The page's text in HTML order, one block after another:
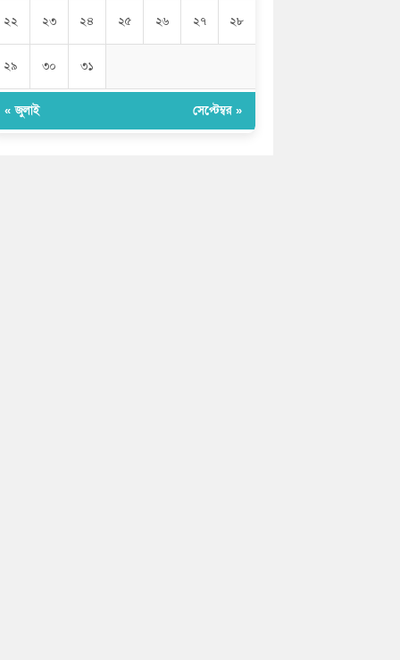
২২ ২৩ ২৪ ২৫ ২৬ ২৭ ২৮
২৯ ৩০ ৩১
« জুলাই সেপ্টেম্বর »